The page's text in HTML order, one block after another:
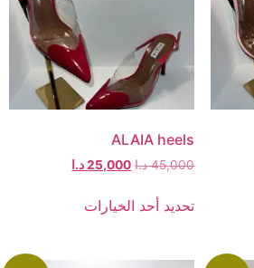
ALAIA heels
45,000 د.ا 25,000 د.ا
تحديد أحد الخيارات